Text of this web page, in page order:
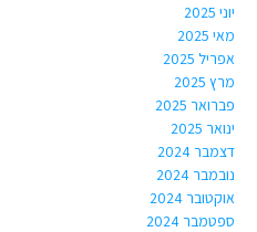
יוני 2025
מאי 2025
אפריל 2025
מרץ 2025
פברואר 2025
ינואר 2025
דצמבר 2024
נובמבר 2024
אוקטובר 2024
ספטמבר 2024